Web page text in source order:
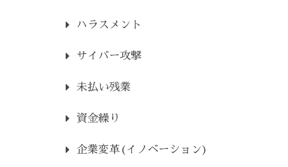
ハラスメント
サイバー攻撃
未払い残業
資金繰り
企業変革(イノベーション)